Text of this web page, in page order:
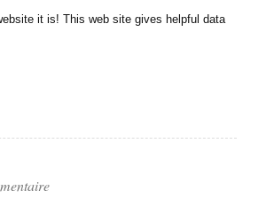
it is! This web site gives helpful data